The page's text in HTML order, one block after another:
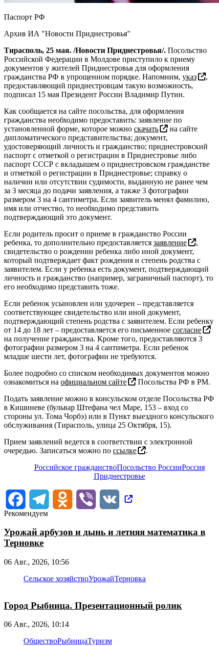
Паспорт РФ
Архив ИА "Новости Приднестровья"
Тирасполь, 25 мая. /Новости Приднестровья/. Посольство
Российской Федерации в Молдове приступило к приему
документов у жителей Приднестровья для оформления
гражданства РФ в упрощенном порядке. Напомним, указ
,
предоставляющий приднестровцам такую возможность,
подписал 15 мая Президент России Владимир Путин.
Как сообщается на сайте посольства, для оформления
гражданства необходимо предоставить: заявление по
установленной форме, которое можно скачать
на сайте
дипломатического представительства; документ,
удостоверяющий личность и гражданство; приднестровский
паспорт с отметкой о регистрации в Приднестровье либо
паспорт СССР с вкладышем о приднестровском гражданстве
и отметкой о регистрации в Приднестровье; справку о
наличии или отсутствии судимости, выданную не ранее чем
за 3 месяца до подачи заявления, а также 3 фотографии
размером 3 на 4 сантиметра. Если заявитель менял фамилию,
имя или отчество, то необходимо представить
подтверждающий это документ.
Если родитель просит о приеме в гражданство России
ребенка, то дополнительно предоставляется заявление
,
свидетельство о рождении ребенка либо иной документ,
который подтверждает факт рождения и степень родства с
заявителем. Если у ребенка есть документ, подтверждающий
личность и гражданство (например, заграничный паспорт), то
его необходимо представить тоже.
Если ребенок усыновлен или удочерен – представляется
соответствующее свидетельство или иной документ,
подтверждающий степень родства с заявителем. Если ребенку
от 14 до 18 лет – предоставляется его письменное согласие
на получение гражданства. Кроме того, предоставляются 3
фотографии размером 3 на 4 сантиметра. Если ребенок
младше шести лет, фотографии не требуются.
Более подробно со списком необходимых документов можно
ознакомиться на официальном сайте
Посольства РФ в РМ.
Подать заявление можно в консульском отделе Посольства РФ
в Кишиневе (бульвар Штефана чел Маре, 153 – вход со
стороны ул. Тома Чорбэ) или в Пункт выездного консульского
обслуживания (Тирасполь, улица 25 Октября, 15).
Прием заявлений ведется в соответствии с электронной
очередью. Записаться можно по ссылке
.
Российское гражданствоПосольство РоссииРоссия
Приднестровье
FacebookTelegram Odnoklassniki
Viber
VK
Рекомендуем
Урожай арбузов и дынь и летняя математика в
Терновке
06 Авг., 2026, 10:56
Сельское хозяйствоУрожайТерновка
Город Рыбница. Презентационный ролик
06 Авг., 2026, 10:14
ОбществоРыбницаТуризм